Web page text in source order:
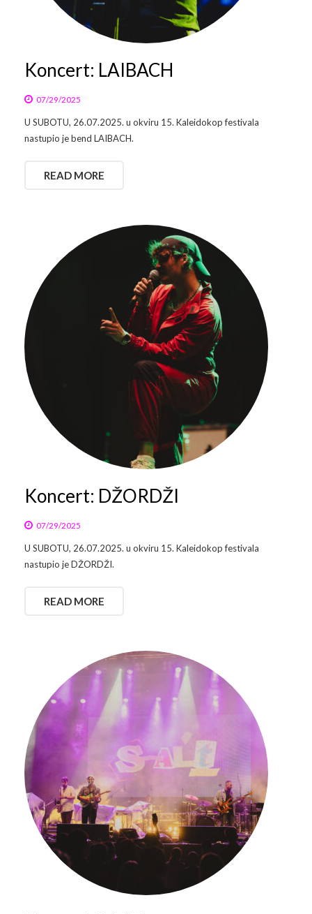
Video 2014
Video 2018
Galerija 2013
Galerija 2017
Galerija 2018
Galerija 2019
Galerija 2022
Galerija 2023
Galerija 2024
Galerija 2025
Koncert: LAIBACH
07/29/2025
U SUBOTU, 26.07.2025. u okviru 15. Kaleidokop festivala
nastupio je bend LAIBACH.
READ MORE
Koncert: DŽORDŽI
07/29/2025
U SUBOTU, 26.07.2025. u okviru 15. Kaleidokop festivala
nastupio je DŽORDŽI.
READ MORE